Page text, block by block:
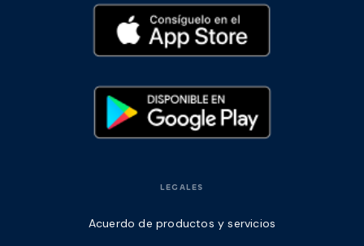
LEGALES
Acuerdo de productos y servicios